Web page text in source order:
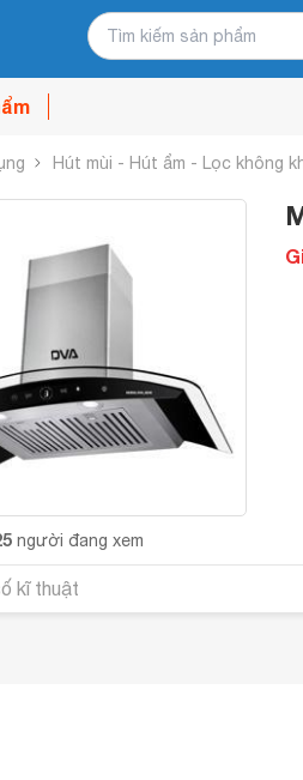
Hút mùi - Hút ẩm - Lọc không
người đang xem
kĩ thuật